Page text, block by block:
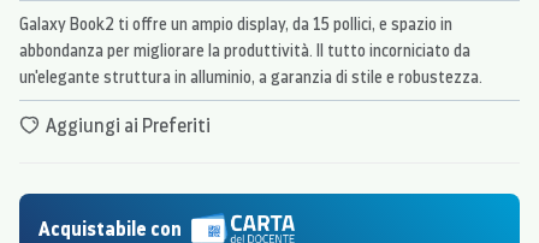
Galaxy Book2 ti offre un ampio display, da 15 pollici, e spazio in
abbondanza per migliorare la produttività. Il tutto incorniciato da
un'elegante struttura in alluminio, a garanzia di stile e robustezza.
Aggiungi ai Preferiti
Acquistabile con